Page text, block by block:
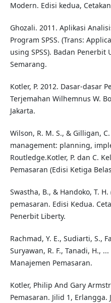
Modern. Edisi kedua,
Ghozali. 2011. Aplikasi
Program SPSS. (Trans:
using SPSS). Badan Penerbit
Semarang.
Kotler, P. 2012. Dasar-dasar
Terjemahan Wilhemnus W.
Jakarta.
Wilson, R. M. S., & Gilligan,
management: planning,
Routledge.Kotler, P. dan C.
Pemasaran (Edisi Ketiga
Swastha, B., & Handoko, T.
pemasaran. Edisi Kedua.
Penerbit Liberty.
Rachmad, Y. E., Sudiarti, S.,
Suryawan, R. F., Tanadi, H.,
Manajemen Pemasaran.
Kotler, Philip And Gary
Pemasaran. Jilid 1, Erlangga.